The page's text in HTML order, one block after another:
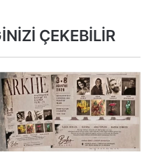
ÇEKEBİLİR